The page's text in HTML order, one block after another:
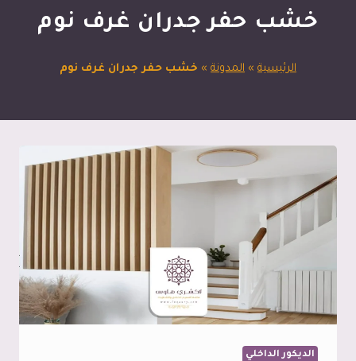
خشب حفر جدران غرف نوم
الرئيسية » المدونة » خشب حفر جدران غرف نوم
الديكور الداخلي